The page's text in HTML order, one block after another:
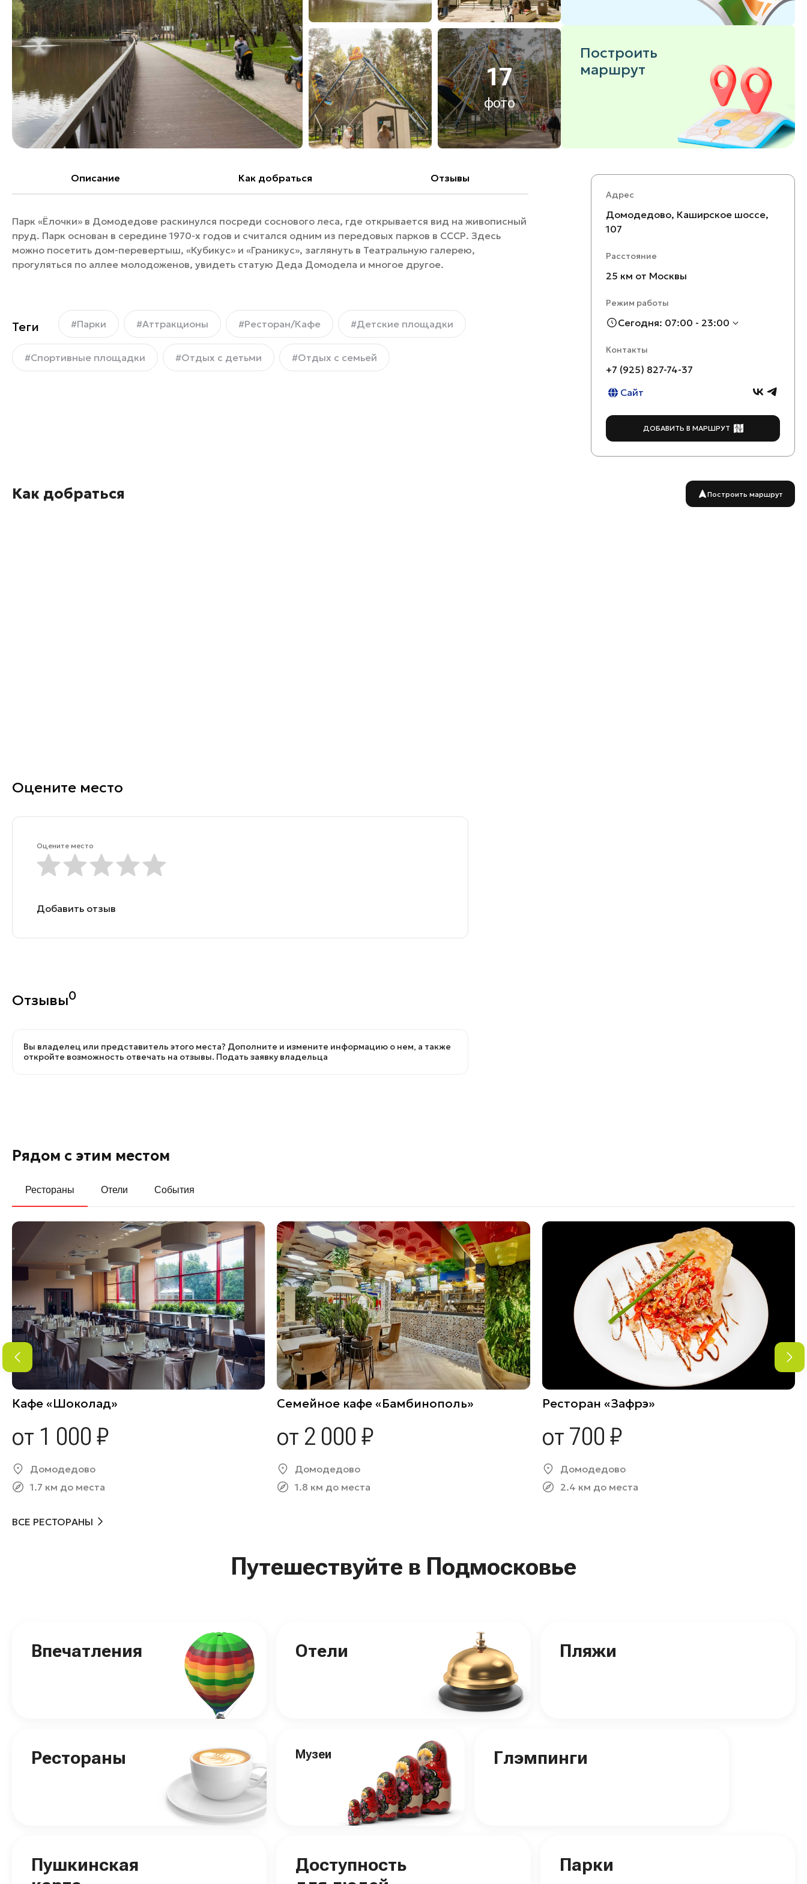
Банные комплексы
Горнолыжные клубы
Спецпроекты
Инвестиционный портал
Федоскинская фабрика
Пикник в Подмосковье
Золотое кольцо России
Войти
Особо охраняемые
17
фото
Построить
маршрут
Описание Как добраться Отзывы
Парк «Ёлочки» в Домодедове раскинулся посреди соснового леса, где открывается вид на живописный
пруд. Парк основан в середине 1970-х годов и считался одним из передовых парков в СССР. Здесь
можно посетить дом-перевертыш, «Кубикус» и «Граникус», заглянуть в Театральную галерею,
прогуляться по аллее молодоженов, увидеть статую Деда Домодела и многое другое.
Теги #Парки #Аттракционы #Ресторан/Кафе #Детские площадки
#Спортивные площадки #Отдых с детьми #Отдых с семьей
Адрес
Домодедово, Каширское шоссе,
107
Расстояние
25 км от Москвы
Режим работы
Сегодня: 07:00 - 23:00
Контакты
+7 (925) 827-74-37
Сайт
ДОБАВИТЬ В МАРШРУТ
Как добраться Построить маршрут
Оцените место
Оцените место
Добавить отзыв
Отзывы0
Вы владелец или представитель этого места? Дополните и измените информацию о нем, а также
откройте возможность отвечать на отзывы. Подать заявку владельца
Рядом с этим местом
Рестораны Отели События
Кафе «Шоколад»
от 1 000 ₽
Домодедово
1.7 км до места
Семейное кафе «Бамбинополь»
от 2 000 ₽
Домодедово
1.8 км до места
Ресторан «Зафрэ»
от 700 ₽
Домодедово
2.4 км до места
ВСЕ РЕСТОРАНЫ
Путешествуйте в Подмосковье
Впечатления Отели Пляжи
Рестораны Музеи Глэмпинги
Пушкинская
Доступность
Парки